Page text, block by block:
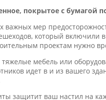
покрытое с бумагой
важных мер
который включили
проектам нужно
мебель или
идет в и из вашего
защитит ваш настил на